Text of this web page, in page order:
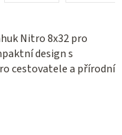
Nitro 8x32 pro
design s
cestovatele a přírodní